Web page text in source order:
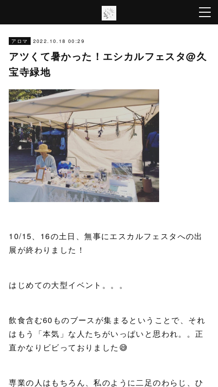
アロマ 2022.10.18 00:29
アツくて暑かった！エシカルフェスタ@久
宝寺緑地
10/15、16の土日、無事にエスカルフェスタへの出
展が終わりました！
はじめての大型イベント。。。
飲食含む60ものブースが集まるということで、それ
はもう「本気」な人たちがいっぱいと思われ。。正
直かなりビビっておりました😅
専業の人はもちろん、私のように二足のわらじ、ひ